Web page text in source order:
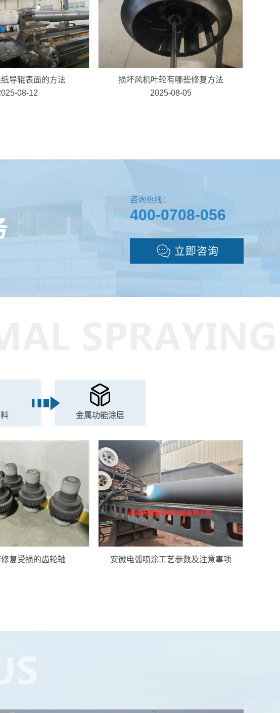
导辊表面的方法
08-12
损坏风机叶轮有哪些修复方法
2025-08-05
咨询热线：
400-0708-056
立即咨询
金属功能涂层
复受损的齿轮轴 安徽电弧喷涂工艺参数及注意事项